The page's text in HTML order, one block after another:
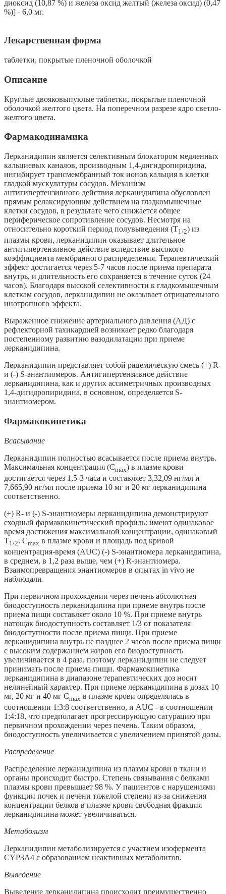
диоксид (10,87 %) и железа оксид желтый (железа оксид) (0,47
%)] - 6,0 мг.
Лекарственная форма
таблетки, покрытые пленочной оболочкой
Описание
Круглые двояковыпуклые таблетки, покрытые пленочной
оболочкой желтого цвета. На поперечном разрезе ядро светло-
желтого цвета.
Фармакодинамика
Лерканидипин является селективным блокатором медленных
кальциевых каналов, производным 1,4-дигидропиридина,
ингибирует трансмембранный ток ионов кальция в клетки
гладкой мускулатуры сосудов. Механизм
антигипертензивного действия лерканидипина обусловлен
прямым релаксирующим действием на гладкомышечные
клетки сосудов, в результате чего снижается общее
периферическое сопротивление сосудов. Несмотря на
относительно короткий период полувыведения (T1/2) из
плазмы крови, лерканидипин оказывает длительное
антигипертензивное действие вследствие высокого
коэффициента мембранного распределения. Терапевтический
эффект достигается через 5-7 часов после приема препарата
внутрь, и длительность его сохраняется в течение суток (24
часов). Благодаря высокой селективности к гладкомышечным
клеткам сосудов, лерканидипин не оказывает отрицательного
инотропного эффекта.
Выраженное снижение артериального давления (АД) с
рефлекторной тахикардией возникает редко благодаря
постепенному развитию вазодилатации при приеме
лерканидипина.
Лерканидипин представляет собой рацемическую смесь (+) R-
и (-) S-энантиомеров. Антигипертензивное действие
лерканидипина, как и других ассиметричных производных
1,4-дигидропиридина, в основном, определяется S-
энантиомером.
Фармакокинетика
Всасывание
Лерканидипин полностью всасывается после приема внутрь.
Максимальная концентрация (Сmах) в плазме крови
достигается через 1,5-3 часа и составляет 3,32,09 нг/мл и
7,665,90 нг/мл после приема 10 мг и 20 мг лерканидипина
соответственно.
(+) R- и (-) S-энантиомеры лерканидипина демонстрируют
сходный фармакокинетический профиль: имеют одинаковое
время достижения максимальной концентрации, одинаковый
T1/2. Cmax в плазме крови и площадь под кривой
концентрация-время (AUC) (-) S-энантиомера лерканидипина,
в среднем, в 1,2 раза выше, чем (+) R-энантиомера.
Взаимопревращения энантиомеров в опытах in vivo не
наблюдали.
При первичном прохождении через печень абсолютная
биодоступность лерканидипина при приеме внутрь после
приема пищи составляет около 10 %. При приеме внутрь
натощак биодоступность составляет 1/3 от показателя
биодоступности после приема пищи. При приеме
лерканидипина внутрь не позднее 2 часов после приема пищи
с высоким содержанием жиров его биодоступность
увеличивается в 4 раза, поэтому лерканидипин не следует
принимать после приема пищи. Фармакокинетика
лерканидипина в диапазоне терапевтических доз носит
нелинейный характер. При приеме лерканидипина в дозах 10
мг, 20 мг и 40 мг Сmах в плазме крови определялась в
соотношении 1:3:8 соответственно, и AUC - в соотношении
1:4:18, что предполагает прогрессирующую сатурацию при
первичном прохождении через печень. Таким образом,
биодоступность увеличивается с увеличением принятой дозы.
Распределение
Распределение лерканидипина из плазмы крови в ткани и
органы происходит быстро. Степень связывания с белками
плазмы крови превышает 98 %. У пациентов с нарушениями
функции почек и печени тяжелой степени из-за снижения
концентрации белков в плазме крови свободная фракция
лерканидипина может увеличиваться.
Метаболизм
Лерканидипин метаболизируется с участием изофермента
CYP3A4 с образованием неактивных метаболитов.
Выведение
Выведение лерканидипина происходит преимущественно